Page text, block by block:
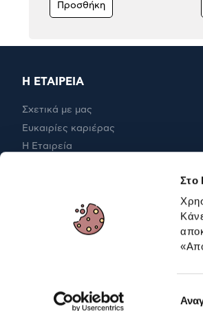
Στο
Προσθήκη
Η ΕΤΑΙΡΕΙΑ
Σχετικά με μας
Ευκαιρίες καριέρας
Η Εταιρεία
ΓΙΑ ΕΠΑΓΓΕΛΜΑΤΙΕΣ